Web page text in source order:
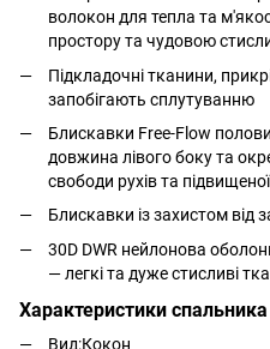
волокон для тепла та
простору та чудовою
Підкладочні тканини,
запобігають сплутуванню
Блискавки Free-Flow
довжина лівого боку та
свободи рухів та
Блискавки із захистом від
30D DWR нейлонова
— легкі та дуже стисливі
Характеристики
Вид:Кокон